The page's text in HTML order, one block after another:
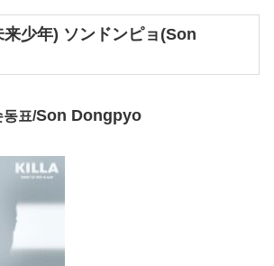
少年) ソンドンピョ(Son
동표/Son Dongpyo